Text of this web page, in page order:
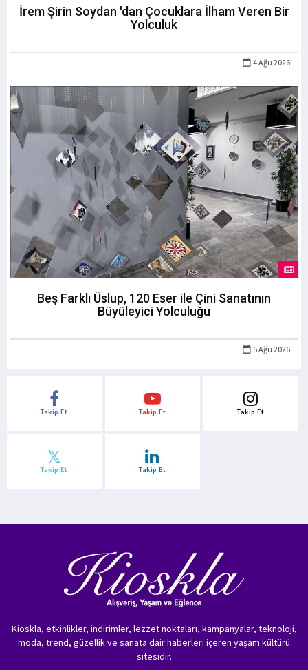
İrem Şirin Soydan 'dan Çocuklara İlham Veren Bir
Yolculuk
4 Ağu 2026
Beş Farklı Üslup, 120 Eser ile Çini Sanatının
Büyüleyici Yolculuğu
5 Ağu 2026
Takip Et Takip Et Takip Et
Takip Et Takip Et
Kioskla, etkinlikler, indirimler, lezzet noktaları, kampanyalar, teknoloji,
moda, trend, güzellik ve sanata dair haberleri içeren yaşam kültürü
sitesidir.